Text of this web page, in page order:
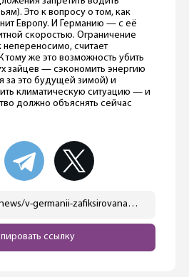
Это к вопросу о том, как
Европу. И Германию — с её
скоростью. Ограничение
считает
же это возможность убить
зайцев — сэкономить энергию
за это будущей зимой) и
климатическую ситуацию — и
должно объяснять сейчас
https://ostwest.tv/news/v-germanii-zafiksirovana-rekordnaya-inflyaciya/
ссылку